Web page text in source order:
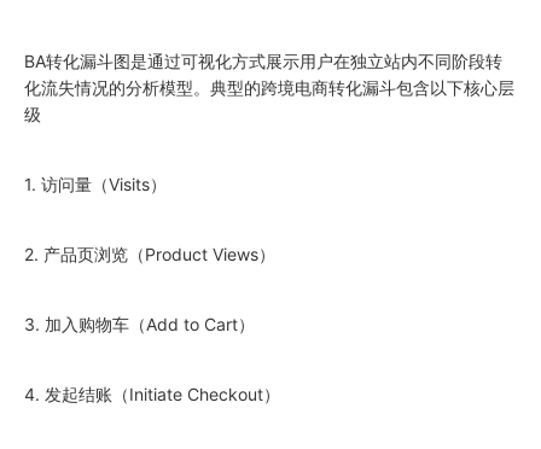
BA转化漏斗图是通过可视化方式展示用户在独立站内不同阶段转
化流失情况的分析模型。典型的跨境电商转化漏斗包含以下核心层
级
1. 访问量（Visits）
2. 产品页浏览（Product Views）
3. 加入购物车（Add to Cart）
4. 发起结账（Initiate Checkout）